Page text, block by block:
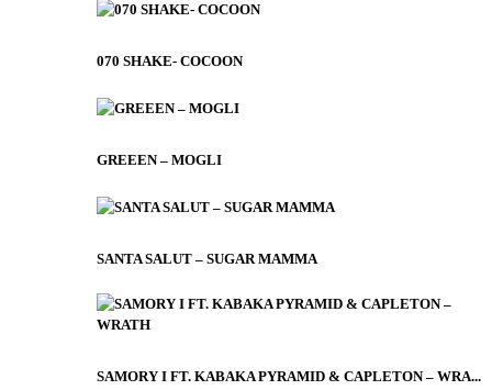
070 SHAKE- COCOON
GREEEN – MOGLI
SANTA SALUT – SUGAR MAMMA
SAMORY I FT. KABAKA PYRAMID & CAPLETON – WRA...